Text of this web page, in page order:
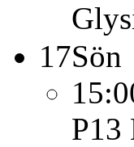
17Sön
P13